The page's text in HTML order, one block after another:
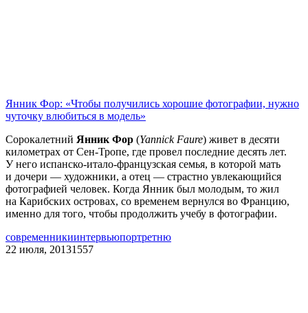
Янник Фор: «Чтобы получились хорошие фотографии, нужно
чуточку влюбиться в модель»
Сорокалетний Янник Фор (Yannick Faure) живет в десяти
километрах от Сен-Тропе, где провел последние десять лет.
У него испанско-итало-французская семья, в которой мать
и дочери — художники, а отец — страстно увлекающийся
фотографией человек. Когда Янник был молодым, то жил
на Карибских островах, со временем вернулся во Францию,
именно для того, чтобы продолжить учебу в фотографии.
современникиинтервьюпортретню
22 июля, 20131557